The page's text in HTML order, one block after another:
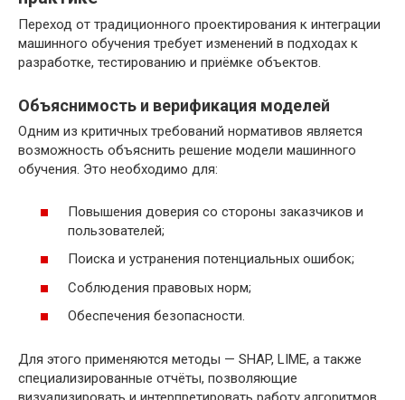
Переход от традиционного проектирования к интеграции
машинного обучения требует изменений в подходах к
разработке, тестированию и приёмке объектов.
Объяснимость и верификация моделей
Одним из критичных требований нормативов является
возможность объяснить решение модели машинного
обучения. Это необходимо для:
Повышения доверия со стороны заказчиков и
пользователей;
Поиска и устранения потенциальных ошибок;
Соблюдения правовых норм;
Обеспечения безопасности.
Для этого применяются методы — SHAP, LIME, а также
специализированные отчёты, позволяющие